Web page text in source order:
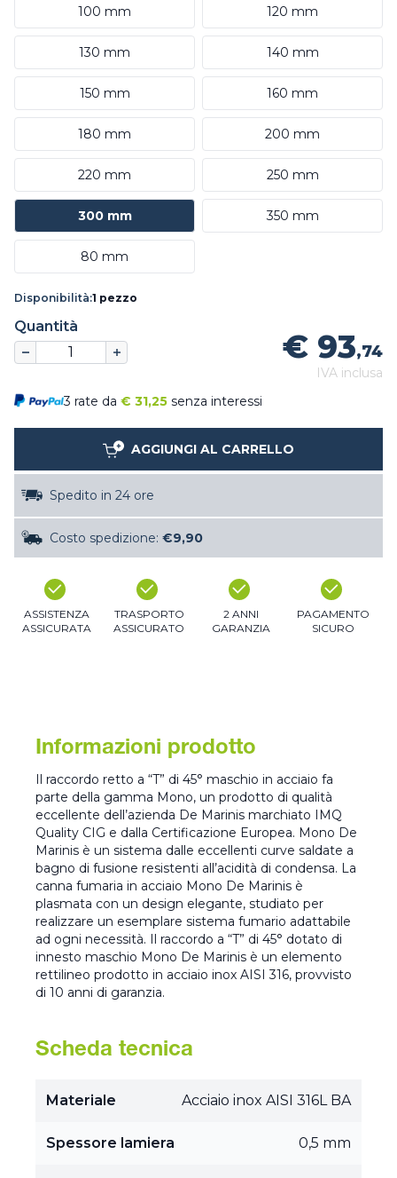
100 mm 120 mm
130 mm 140 mm
150 mm 160 mm
180 mm 200 mm
220 mm 250 mm
300 mm 350 mm
80 mm
Disponibilità:1 pezzo
Quantità
€ 93,74
IVA inclusa
3 rate da € 31,25 senza interessi
AGGIUNGI AL CARRELLO
Spedito in 24 ore
Costo spedizione: €9,90
ASSISTENZA
ASSICURATA
TRASPORTO
ASSICURATO
2 ANNI
GARANZIA
PAGAMENTO
SICURO
Informazioni prodotto
Il raccordo retto a “T” di 45° maschio in acciaio fa
parte della gamma Mono, un prodotto di qualità
eccellente dell’azienda De Marinis marchiato IMQ
Quality CIG e dalla Certificazione Europea. Mono De
Marinis è un sistema dalle eccellenti curve saldate a
bagno di fusione resistenti all’acidità di condensa. La
canna fumaria in acciaio Mono De Marinis è
plasmata con un design elegante, studiato per
realizzare un esemplare sistema fumario adattabile
ad ogni necessità. Il raccordo a “T” di 45° dotato di
innesto maschio Mono De Marinis è un elemento
rettilineo prodotto in acciaio inox AISI 316, provvisto
di 10 anni di garanzia.
Scheda tecnica
Materiale Acciaio inox AISI 316L BA
Spessore lamiera 0,5 mm